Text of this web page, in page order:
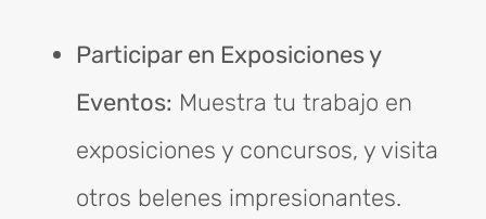
Participar en Exposiciones y
Eventos: Muestra tu trabajo en
exposiciones y concursos, y visita
otros belenes impresionantes.